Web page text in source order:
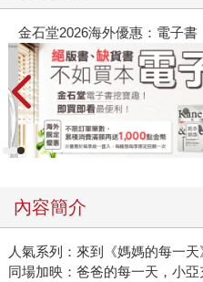
金石堂2026海外優惠：電子書
內容簡介
人氣系列：來到《媽媽的每一天
同場加映：爸爸的每一天，小亞